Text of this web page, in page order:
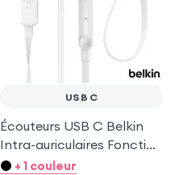
USB C
Écouteurs USB C Belkin
Intra-auriculaires Fonction
Kit Mains Libres - Blanc
+ 1 couleur